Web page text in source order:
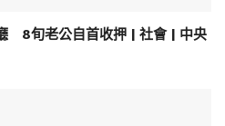
8旬老公自首收押 | 社會 | 中央